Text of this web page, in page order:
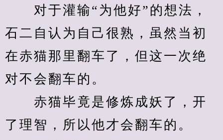
对于灌输“为他好”的想法，
石二自认为自己很熟，虽然当初
在赤猫那里翻车了，但这一次绝
对不会翻车的。
赤猫毕竟是修炼成妖了，开
了理智，所以他才会翻车的。